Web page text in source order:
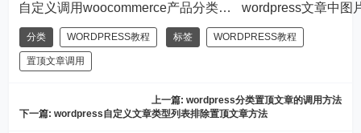
自定义调用woocommerce产品分类列表的方法
分类 WORDPRESS教程 标签 WORDPRESS教程
置顶文章调用
上一篇:wordpress分类置顶文章的调用方法
下一篇: wordpress自定义文章类型列表排除置顶文章方法